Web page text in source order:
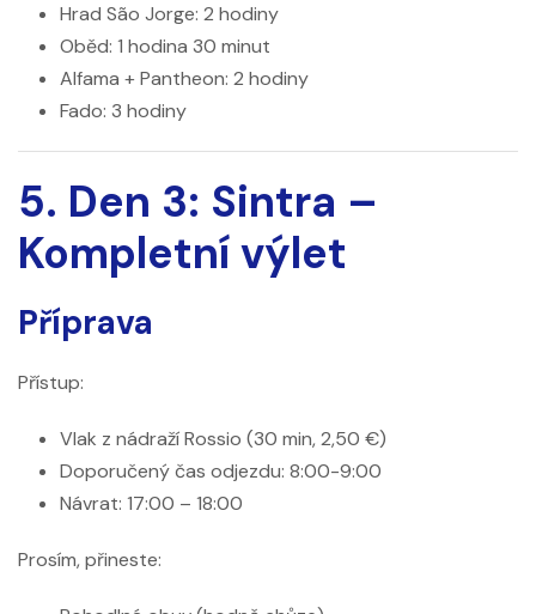
Hrad São Jorge: 2 hodiny
Oběd: 1 hodina 30 minut
Alfama + Pantheon: 2 hodiny
Fado: 3 hodiny
5. Den 3: Sintra –
Kompletní výlet
Příprava
Přístup:
Vlak z nádraží Rossio (30 min, 2,50 €)
Doporučený čas odjezdu: 8:00-9:00
Návrat: 17:00 – 18:00
Prosím, přineste: